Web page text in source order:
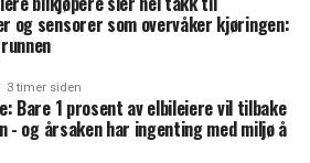
og sensorer som overvåker kjøringen:
3 timer siden
Bare 1 prosent av elbileiere vil tilbake
- og årsaken har ingenting med miljø å